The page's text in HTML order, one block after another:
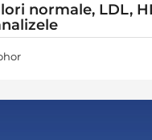
normale, LDL,